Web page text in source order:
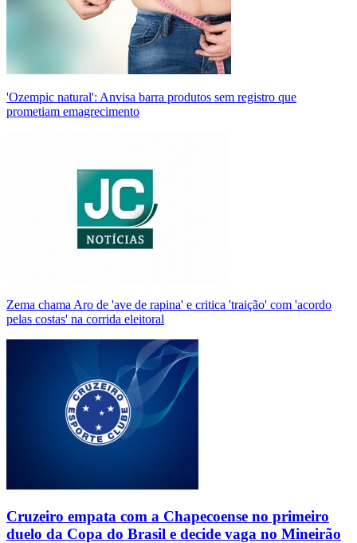
'Ozempic natural': Anvisa barra produtos sem registro que
prometiam emagrecimento
Zema chama Aro de 'ave de rapina' e critica 'traição' com 'acordo
pelas costas' na corrida eleitoral
Cruzeiro empata com a Chapecoense no primeiro
duelo da Copa do Brasil e decide vaga no Mineirão